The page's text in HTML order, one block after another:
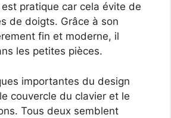
pratique car cela évite de
de doigts. Grâce à son
fin et moderne, il
les petites pièces.
importantes du design
couvercle du clavier et le
Tous deux semblent